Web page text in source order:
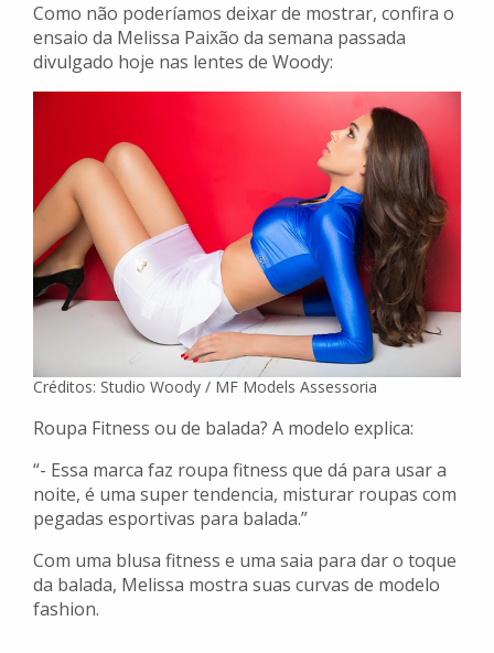
Como não poderíamos deixar de mostrar, confira o
ensaio da Melissa Paixão da semana passada
divulgado hoje nas lentes de Woody:
Créditos: Studio Woody / MF Models Assessoria
Roupa Fitness ou de balada? A modelo explica:
“- Essa marca faz roupa fitness que dá para usar a
noite, é uma super tendencia, misturar roupas com
pegadas esportivas para balada.”
Com uma blusa fitness e uma saia para dar o toque
da balada, Melissa mostra suas curvas de modelo
fashion.